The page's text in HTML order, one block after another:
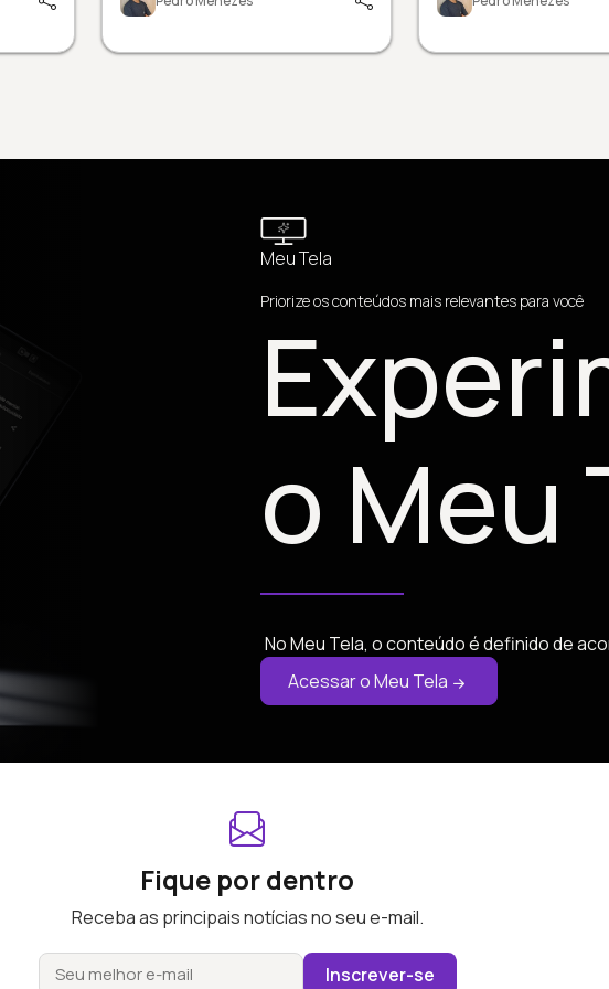
Meu Tela
Priorize os conteúdos mais relevantes para você
o Meu
No Meu Tela, o conteúdo é definido de
Acessar o Meu Tela
Fique por dentro
Receba as principais notícias no seu e-mail.
Inscrever-se